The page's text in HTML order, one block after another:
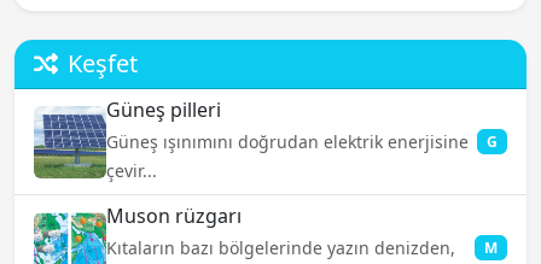
Keşfet
Güneş pilleri
Güneş ışınımını doğrudan elektrik enerjisine
çevir...
G
Muson rüzgarı
Kıtaların bazı bölgelerinde yazın denizden,
M